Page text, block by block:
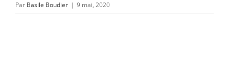
Par Basile Boudier | 9 mai, 2020